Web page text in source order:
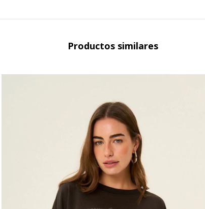
Productos similares